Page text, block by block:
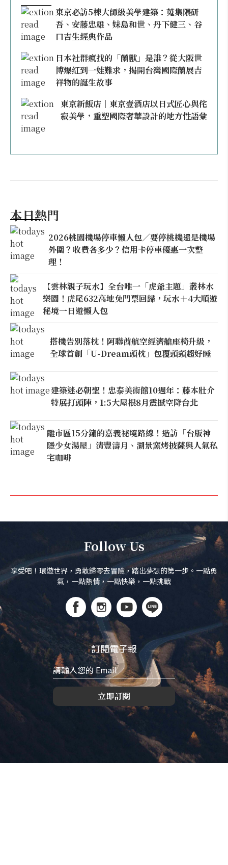
東京必訪5棟大師級美學建築：蒐集隈研
吾、安藤忠雄、妹島和世、丹下健三、谷
口吉生經典作品
日本社群瘋找的「蘭獸」是誰？從大阪世
博爆紅到一娃難求，揭開台灣國際蘭展吉
祥物的誕生故事
東京新飯店｜東京壹酒店以日式匠心與侘
寂美學，重塑國際奢華設計的地方性語彙
本日熱門
2026桃園機場停車懶人包／要停桃機還是機場
外圍？收費各多少？信用卡停車優惠一次整
理！
【雲林親子玩水】全台唯一「虎爺主題」叢林水
樂園！虎尾632高地免門票回歸，玩水＋4大順遊
秘境一日遊懶人包
搭機告別落枕！阿聯酋航空經濟艙座椅升級，
全球首創「U-Dream頭枕」包覆頭頸超好睡
建築迷必朝聖！忠泰美術館10週年：藤本壯介
特展打頭陣，1:5大屋根8月震撼空降台北
離市區15分鐘的嘉義祕境路線！造訪「台版神
隱少女湯屋」清豐濤月、湖景窯烤披薩與人氣私
宅咖啡
Follow Us
享受吧！環遊世界，勇敢歸零去冒險，踏出夢想的第一步。一點勇
氣，一點熱情，一點快樂，一點挑戰
訂閱電子報
立即訂閱